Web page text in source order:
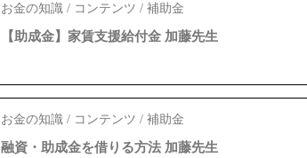
【助成金】家賃支援給付金 加藤先生
お金の知識 / コンテンツ / 補助金
融資・助成金を借りる方法 加藤先生
お金の知識 / コンテンツ / 補助金